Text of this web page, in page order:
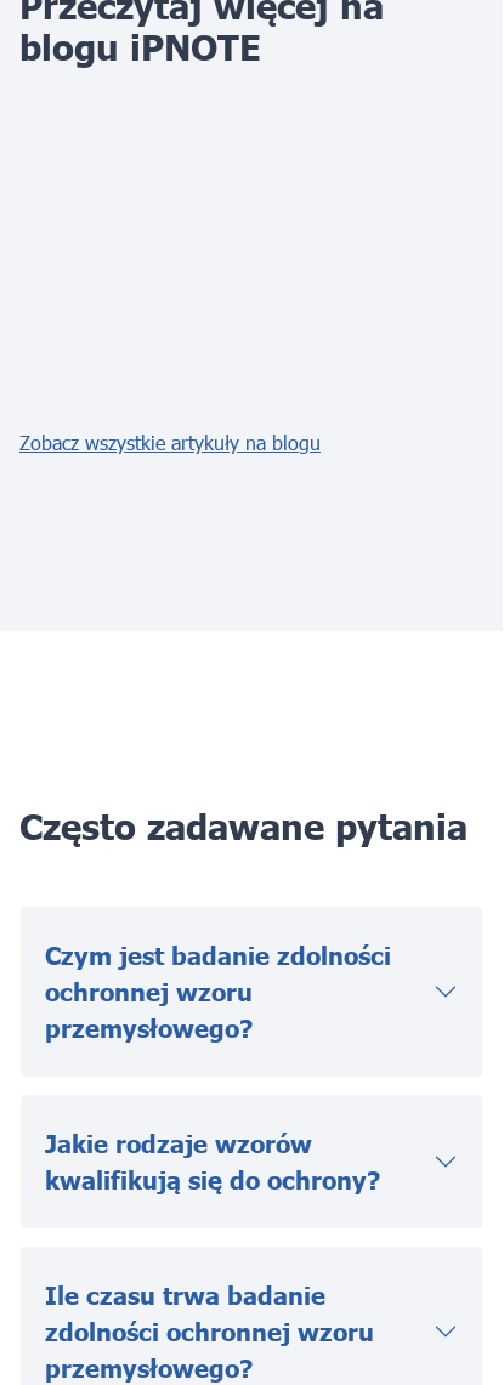
blogu iPNOTE
Zobacz wszystkie artykuły na blogu
Często zadawane pytania
Czym jest badanie zdolności
ochronnej wzoru
przemysłowego?
Jakie rodzaje wzorów
kwalifikują się do ochrony?
Ile czasu trwa badanie
zdolności ochronnej wzoru
przemysłowego?